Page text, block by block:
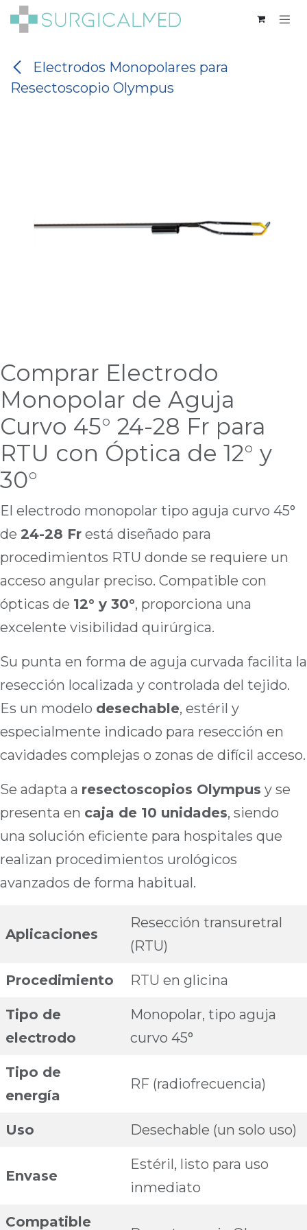
Ir al contenido
Electrodos Monopolares para
Resectoscopio Olympus
Comprar Electrodo
Monopolar de Aguja
Curvo 45° 24-28 Fr para
RTU con Óptica de 12° y
30°
El electrodo monopolar tipo aguja curvo 45°
de 24-28 Fr está diseñado para
procedimientos RTU donde se requiere un
acceso angular preciso. Compatible con
ópticas de 12° y 30°, proporciona una
excelente visibilidad quirúrgica.
Su punta en forma de aguja curvada facilita la
resección localizada y controlada del tejido.
Es un modelo desechable, estéril y
especialmente indicado para resección en
cavidades complejas o zonas de difícil acceso.
Se adapta a resectoscopios Olympus y se
presenta en caja de 10 unidades, siendo
una solución eficiente para hospitales que
realizan procedimientos urológicos
avanzados de forma habitual.
Aplicaciones
Resección transuretral
(RTU)
Procedimiento RTU en glicina
Tipo de
electrodo
Monopolar, tipo aguja
curvo 45°
Tipo de
energía
RF (radiofrecuencia)
Uso Desechable (un solo uso)
Envase
Estéril, listo para uso
inmediato
Compatible